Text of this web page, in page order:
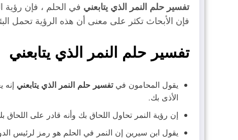
تفسير حلم النمر الذي يتابعني في الحلم ، فإن رؤية
فإن الأبحاث تكثر على معنى أن هذه الرؤية تحمل
تفسير حلم النمر الذي يتابعني
يقول المحامون فيتفسير حلم النمر الذي يتابعني إنه
الأذى بك.
إن رؤية النمر تحاول اللحاق بك وأنه قادر على
يقول ابن سيرين إن النمر في الحلم هو رمز لرئيس